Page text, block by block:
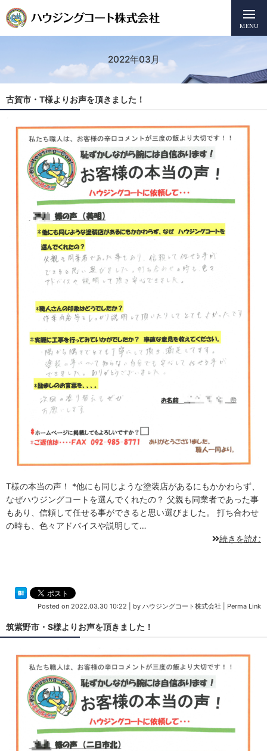
MENU
2022年03月
古賀市・T様よりお声を頂きました！
T様の本当の声！ *他にも同じような塗装店があるにもかかわらず、
なぜハウジングコートを選んでくれたの？ 父親も同業者であった事
もあり、信頼して任せる事ができると思い選びました。 打ち合わせ
の時も、色々アドバイスや説明して…
続きを読む
Posted on 2022.03.30 10:22 by ハウジングコート株式会社 Perma Link
筑紫野市・S様よりお声を頂きました！